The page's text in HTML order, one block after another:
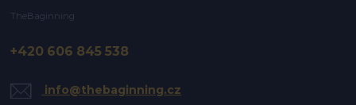
TheBaginning
+420 606 845 538
info@thebaginning.cz